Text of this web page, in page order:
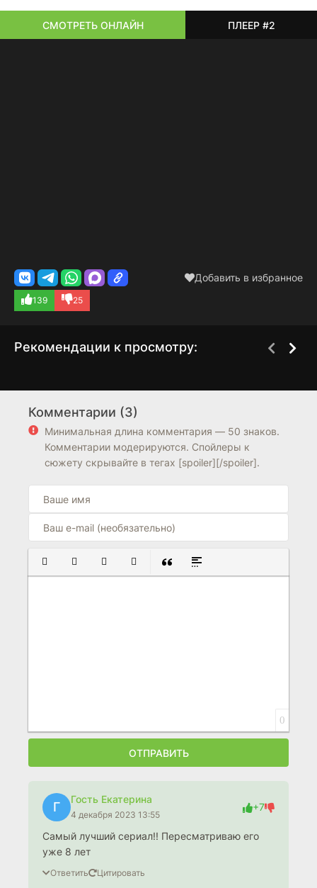
СМОТРЕТЬ ОНЛАЙН ПЛЕЕР #2
Добавить в избранное
139 25
Рекомендации к просмотру:
4.5
Комментарии (3)
Минимальная длина комментария — 50 знаков.
Комментарии модерируются. Спойлеры к
сюжету скрывайте в тегах [spoiler][/spoiler].
ПОЛУЖИРНЫЙ
КУРСИВПОДЧЕРКНУТЫЙ
ЗАЧЕРКНУТЫЙ
ВСТАВКА ЦИТАТЫ
ВСТАВКА СПОЙЛЕРА
0
ОТПРАВИТЬ
Г
Гость Екатерина
4 декабря 2023 13:55
+7
Самый лучший сериал!! Пересматриваю его
уже 8 лет
Ответить Цитировать